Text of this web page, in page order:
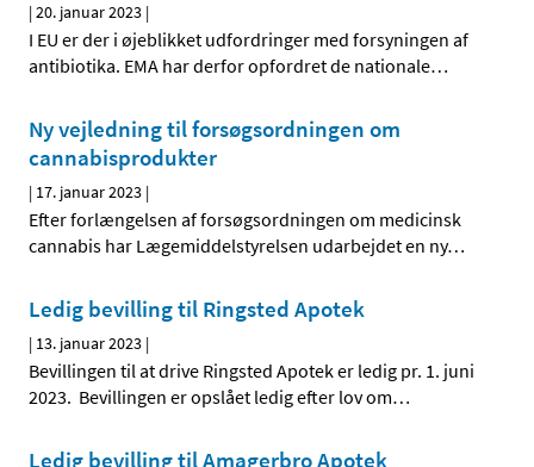
|20. januar 2023 |
I EU er der i øjeblikket udfordringer med forsyningen af
antibiotika. EMA har derfor opfordret de nationale…
Ny vejledning til forsøgsordningen om
cannabisprodukter
| 17. januar 2023 |
Efter forlængelsen af forsøgsordningen om medicinsk
cannabis har Lægemiddelstyrelsen udarbejdet en ny…
Ledig bevilling til Ringsted Apotek
| 13. januar 2023 |
Bevillingen til at drive Ringsted Apotek er ledig pr. 1. juni
2023. Bevillingen er opslået ledig efter lov om…
Ledig bevilling til Amagerbro Apotek